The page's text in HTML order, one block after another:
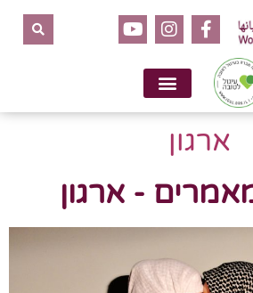
ארגון
- ארגון